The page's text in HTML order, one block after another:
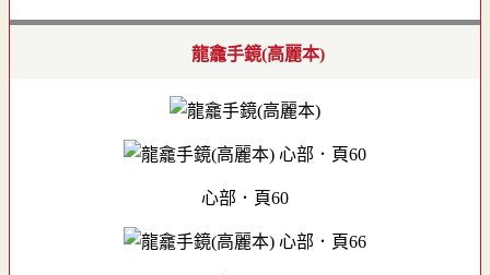
龍龕手鏡(高麗本)
心部．頁60